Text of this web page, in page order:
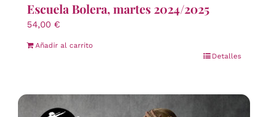
Escuela Bolera, martes 2024/2025
54,00 €
Añadir al carrito
Detalles